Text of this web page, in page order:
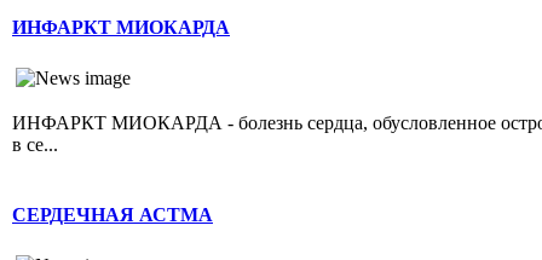
ИНФАРКТ МИОКАРДА
ИНФАРКТ МИОКАРДА - болезнь сердца, обусловленное острой
в се...
СЕРДЕЧНАЯ АСТМА